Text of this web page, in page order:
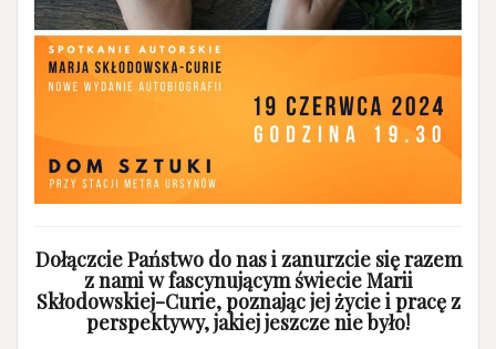
Dołączcie Państwo do nas i zanurzcie się razem
z nami w fascynującym świecie Marii
Skłodowskiej-Curie, poznając jej życie i pracę z
perspektywy, jakiej jeszcze nie było!